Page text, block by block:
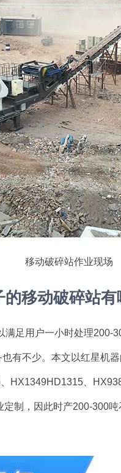
移动破碎站作业现场
移动破碎站有
足用户一小时处理200-
有不少。本文以红星机
HX1349HD1315、
制，因此时产200-300